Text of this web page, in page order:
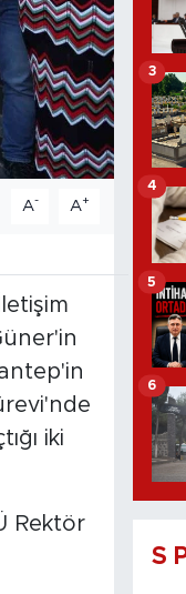
A- A+
iki
Rektör
3
4
5
6
S